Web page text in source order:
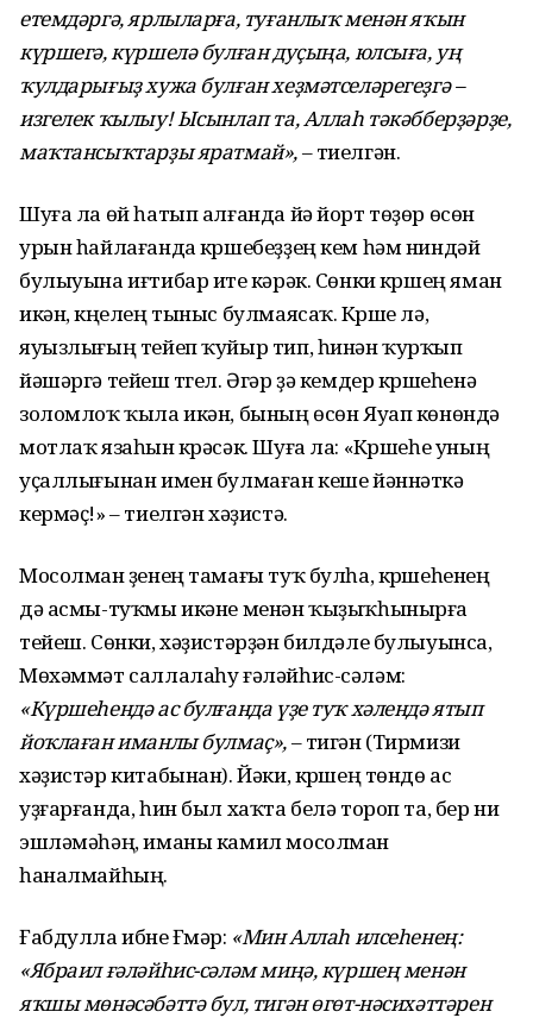
етемдәргә, ярлыларға, туғанлыҡ менән яҡын
күршегә, күршелә булған дуҫыңа, юлсыға, уң
ҡулдарығыҙ хужа булған хеҙмәтселәрегеҙгә –
изгелек ҡылыу! Ысынлап та, Аллаһ тәкәбберҙәрҙе,
маҡтансыҡтарҙы яратмай»,– тиелгән.
Шуға ла өй һатып алғанда йә йорт төҙөр өсөн
урын һайлағанда күршебеҙҙең кем һәм ниндәй
булыуына иғтибар итеү кәрәк. Сөнки күршең яман
икән, күңелең тыныс булмаясаҡ. Күрше лә,
яуызлығың тейеп ҡуйыр тип, һинән ҡурҡып
йәшәргә тейеш түгел. Әгәр ҙә кемдер күршеһенә
золомлоҡ ҡыла икән, бының өсөн Яуап көнөндә
мотлаҡ язаһын күрәсәк. Шуға ла: «Күршеһе уның
уҫаллығынан имен булмаған кеше йәннәткә
кермәҫ!» – тиелгән хәҙистә.
Мосолман үҙенең тамағы туҡ булһа, күршеһенең
дә асмы-туҡмы икәне менән ҡыҙыҡһынырға
тейеш. Сөнки, хәҙистәрҙән билдәле булыуынса,
Мөхәммәт саллалаһу ғәләйһис-сәләм:
«Күршеһендә ас булғанда үҙе туҡ хәлендә ятып
йоҡлаған иманлы булмаҫ»,– тигән (Тирмизи
хәҙистәр китабынан). Йәки, күршең төндө ас
уҙғарғанда, һин был хаҡта белә тороп та, бер ни
эшләмәһәң, иманы камил мосолман
һаналмайһың.
Ғабдулла ибне Ғүмәр: «Мин Аллаһ илсеһенең:
«Ябраил ғәләйһис-сәләм миңә, күршең менән
яҡшы мөнәсәбәттә бул, тигән өгөт-нәсихәттәрен